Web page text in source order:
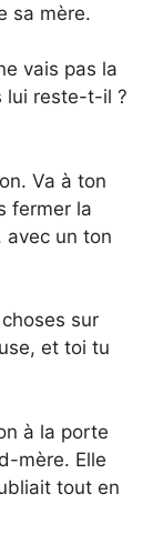
sa mère.
vais pas la
lui reste-t-il ?
Va à ton
fermer la
avec un ton
sur
et toi tu
à la porte
mère. Elle
tout en